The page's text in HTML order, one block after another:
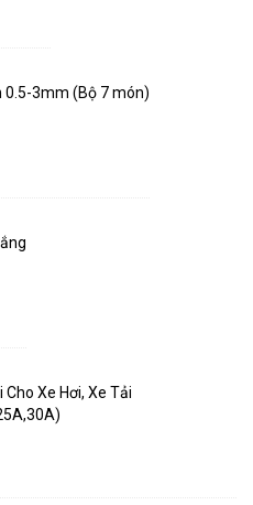
0.5-3mm (Bộ 7 món)
Xe Hơi, Xe Tải